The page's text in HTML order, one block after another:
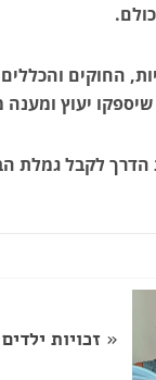
החוקים
יעוץ ומענה
הדרך לקבל גמלת
« זכויות